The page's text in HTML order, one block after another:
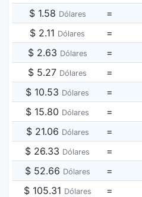
$ 1.58 Dólares =
$ 2.11 Dólares =
$ 2.63 Dólares =
$ 5.27 Dólares =
$ 10.53 Dólares =
$ 15.80 Dólares =
$ 21.06 Dólares =
$ 26.33 Dólares =
$ 52.66 Dólares =
$ 105.31 Dólares =